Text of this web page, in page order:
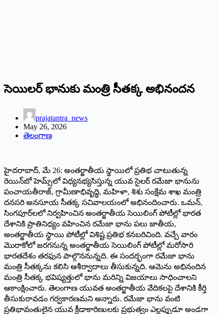
సెయిలర్ భానుకు మంత్రి సీతక్క అభినందన
prajatantra_news
May 26, 2026
తెలంగాణ
హైదరాబాద్, మే 26: అంతర్జాతీయ స్థాయిలో ప్రతిభ చాటుతున్న
రెయిన్‌బో హెమ్స్‌లో విధ్యనభ్యసిస్తున్న యువ సైలర్ రమేజా భానును
పంచాయతీరాజ్, గ్రామీణాభివృద్ధి, మహిళా, శిశు సంక్షేమ శాఖ మంత్రి
దనసరి అనసూయ సీతక్క సచివాలయంలో అభినందించారు. ఒమన్,
సింగపూర్‌లలో నిర్వహించిన అంతర్జాతీయ సెయిలింగ్ పోటీల్లో భారత
దేశానికి ప్రాతినిధ్యం వహించిన రమేజా భాను పలు జాతీయ,
అంతర్జాతీయ స్థాయి పోటీల్లో విశిష్ట ప్రతిభ కనబరిచింది. వచ్చే వారం
మొరాకోలో జరగనున్న అంతర్జాతీయ సెయిలింగ్ పోటీల్లో మరోసారి
భారతదేశం తరఫున పాల్గొననున్నది. ఈ సందర్భంగా రమేజా భాను
మంత్రి సీతక్కను కలిసి ఆశీర్వాదాలు తీసుకున్నది. ఆమెను అభినందిన
మంత్రి సీతక్క భవిష్యత్తులో భాను మరిన్ని విజయాలు సాధించాలని
ఆకాంక్షించారు. తెలంగాణ యువత అంతర్జాతీయ వేదికలపై దేశానికి కీర్తి
తీసుకురావడం గర్వకారణమని అన్నారు. రమేజా భాను వంటి
ప్రతిభావంతులైన యువ క్రీడాకారిణులకు ప్రభుత్వం ఎల్లప్పుడూ అండగా